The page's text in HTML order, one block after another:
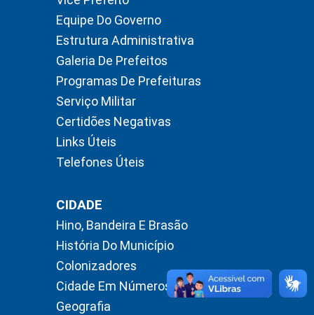
Equipe Do Governo
Estrutura Administrativa
Galeria De Prefeitos
Programas De Prefeituras
Serviço Militar
Certidões Negativas
Links Úteis
Telefones Úteis
CIDADE
Hino, Bandeira E Brasão
História Do Município
Colonizadores
Cidade Em Números
Geografia